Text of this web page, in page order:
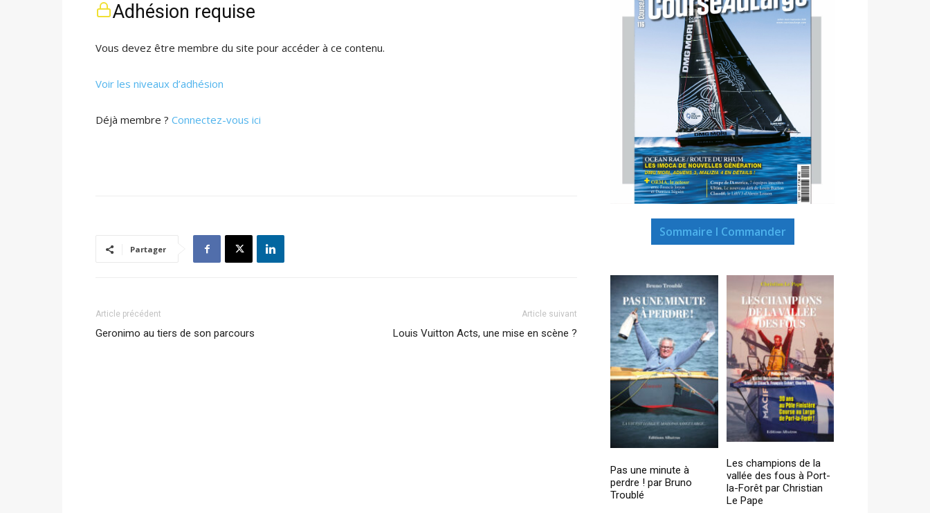
Adhésion requise
Vous devez être membre du site pour accéder à ce contenu.
Voir les niveaux d’adhésion
Déjà membre ? Connectez-vous ici
Partager
Article précédent
Geronimo au tiers de son parcours
Article suivant
Louis Vuitton Acts, une mise en scène ?
Sommaire I Commander
Pas une minute à
perdre ! par Bruno
Troublé
Les champions de la
vallée des fous à Port-
la-Forêt par Christian
Le Pape